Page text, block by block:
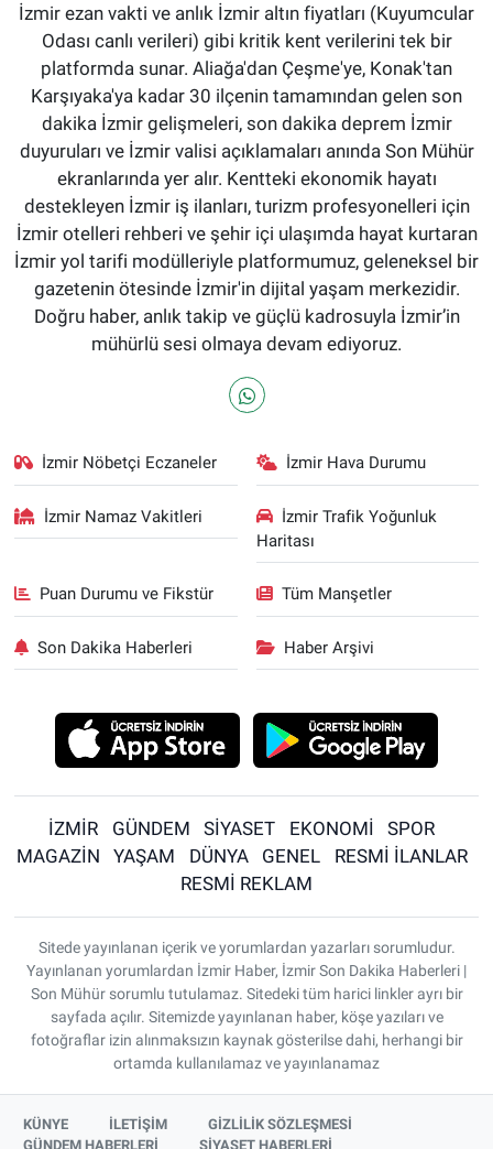
İzmir ezan vakti ve anlık İzmir altın fiyatları (Kuyumcular
Odası canlı verileri) gibi kritik kent verilerini tek bir
platformda sunar. Aliağa'dan Çeşme'ye, Konak'tan
Karşıyaka'ya kadar 30 ilçenin tamamından gelen son
dakika İzmir gelişmeleri, son dakika deprem İzmir
duyuruları ve İzmir valisi açıklamaları anında Son Mühür
ekranlarında yer alır. Kentteki ekonomik hayatı
destekleyen İzmir iş ilanları, turizm profesyonelleri için
İzmir otelleri rehberi ve şehir içi ulaşımda hayat kurtaran
İzmir yol tarifi modülleriyle platformumuz, geleneksel bir
gazetenin ötesinde İzmir'in dijital yaşam merkezidir.
Doğru haber, anlık takip ve güçlü kadrosuyla İzmir’in
mühürlü sesi olmaya devam ediyoruz.
İzmir Nöbetçi Eczaneler İzmir Hava Durumu
İzmir Namaz Vakitleri
İzmir Trafik Yoğunluk
Haritası
Puan Durumu ve Fikstür Tüm Manşetler
Son Dakika Haberleri Haber Arşivi
İZMİR GÜNDEM SİYASET EKONOMİ
SPOR
MAGAZİN
YAŞAM DÜNYA GENEL
RESMİ İLANLAR
RESMİ REKLAM
Sitede yayınlanan içerik ve yorumlardan yazarları sorumludur.
Yayınlanan yorumlardan İzmir Haber, İzmir Son Dakika Haberleri |
Son Mühür sorumlu tutulamaz. Sitedeki tüm harici linkler ayrı bir
sayfada açılır. Sitemizde yayınlanan haber, köşe yazıları ve
fotoğraflar izin alınmaksızın kaynak gösterilse dahi, herhangi bir
ortamda kullanılamaz ve yayınlanamaz
KÜNYE İLETİŞİM
GİZLİLİK SÖZLEŞMESİ
GÜNDEM HABERLERİ
SİYASET HABERLERİ